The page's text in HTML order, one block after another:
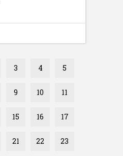
3 4 5
9 10 11
15 16 17
21 22 23